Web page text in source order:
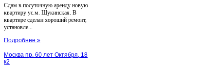
Сдам в посуточную аренду новую
квартиру ус.м. Щукинская. В
квартире сделан хороший ремонт,
установле...
Подробнее »
Москва пр. 60 лет Октября, 18
к2